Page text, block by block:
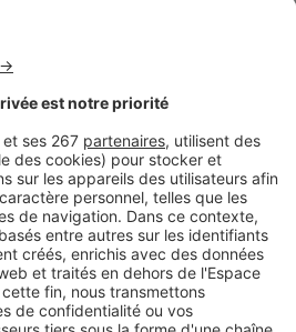
Travaux
par quoi commencer ?
Travaux
Transformer sa grange ou un
bâtiment agricole en gîte :
comment faire ?